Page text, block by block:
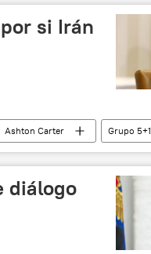
si Irán
Ashton Carter
Grupo 5+1
diálogo